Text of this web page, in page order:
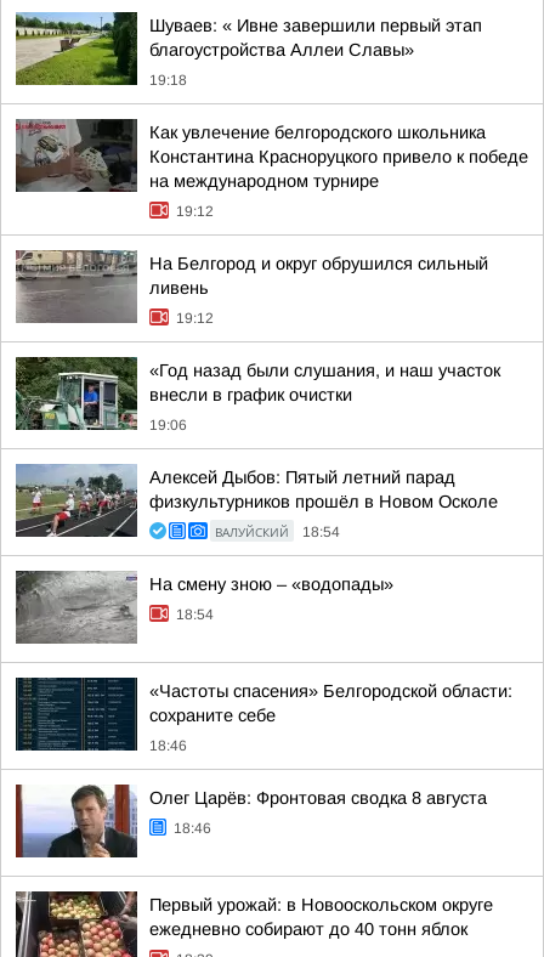
Шуваев: « Ивне завершили первый этап
благоустройства Аллеи Славы»
19:18
Как увлечение белгородского школьника
Константина Красноруцкого привело к победе
на международном турнире
19:12
На Белгород и округ обрушился сильный
ливень
19:12
«Год назад были слушания, и наш участок
внесли в график очистки
19:06
Алексей Дыбов: Пятый летний парад
физкультурников прошёл в Новом Осколе
ВАЛУЙСКИЙ 18:54
На смену зною – «водопады»
18:54
«Частоты спасения» Белгородской области:
сохраните себе
18:46
Олег Царёв: Фронтовая сводка 8 августа
18:46
Первый урожай: в Новооскольском округе
ежедневно собирают до 40 тонн яблок